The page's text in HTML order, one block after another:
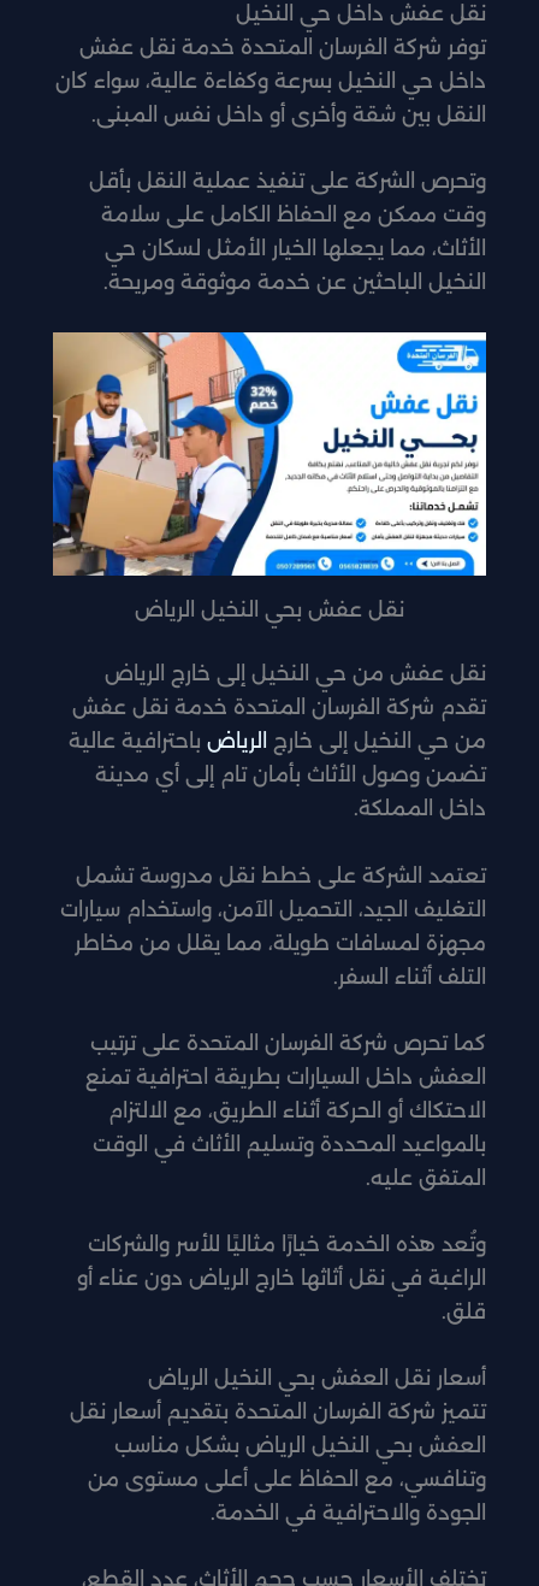
نقل عفش داخل حي النخيل
توفر شركة الفرسان المتحدة خدمة نقل عفش
داخل حي النخيل بسرعة وكفاءة عالية، سواء كان
النقل بين شقة وأخرى أو داخل نفس المبنى.
وتحرص الشركة على تنفيذ عملية النقل بأقل
وقت ممكن مع الحفاظ الكامل على سلامة
الأثاث، مما يجعلها الخيار الأمثل لسكان حي
النخيل الباحثين عن خدمة موثوقة ومريحة.
نقل عفش بحي النخيل الرياض
نقل عفش من حي النخيل إلى خارج الرياض
تقدم شركة الفرسان المتحدة خدمة نقل عفش
من حي النخيل إلى خارج
الرياض باحترافية عالية
تضمن وصول الأثاث بأمان تام إلى أي مدينة
داخل المملكة.
تعتمد الشركة على خطط نقل مدروسة تشمل
التغليف الجيد، التحميل الآمن، واستخدام سيارات
مجهزة لمسافات طويلة، مما يقلل من مخاطر
التلف أثناء السفر.
كما تحرص شركة الفرسان المتحدة على ترتيب
العفش داخل السيارات بطريقة احترافية تمنع
الاحتكاك أو الحركة أثناء الطريق، مع الالتزام
بالمواعيد المحددة وتسليم الأثاث في الوقت
المتفق عليه.
وتُعد هذه الخدمة خيارًا مثاليًا للأسر والشركات
الراغبة في نقل أثاثها خارج الرياض دون عناء أو
قلق.
أسعار نقل العفش بحي النخيل الرياض
تتميز شركة الفرسان المتحدة بتقديم أسعار نقل
العفش بحي النخيل الرياض بشكل مناسب
وتنافسي، مع الحفاظ على أعلى مستوى من
الجودة والاحترافية في الخدمة.
تختلف الأسعار حسب حجم الأثاث، عدد القطع،